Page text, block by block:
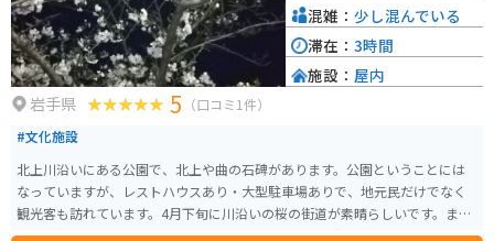
岩手県 5 （口コミ1件）
#文化施設
北上川沿いにある公園で、北上や曲の石碑があります。公園ということには
なっていますが、レストハウスあり・大型駐車場ありで、地元民だけでなく
観光客も訪れています。4月下旬に川沿いの桜の街道が素晴らしいです。ま
た、毎朝つきたての餅をレストハウスで食べることも持ち帰ることもできま
混雑： 少し混んでいる
滞在： 3時間
施設： 屋内